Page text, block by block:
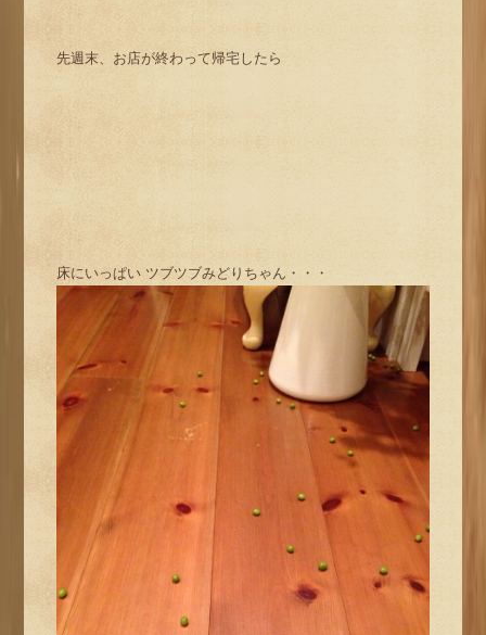
先週末、お店が終わって帰宅したら
床にいっぱい ツブツブみどりちゃん・・・